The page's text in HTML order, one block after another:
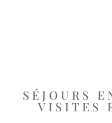
SÉJOURS
VISITES